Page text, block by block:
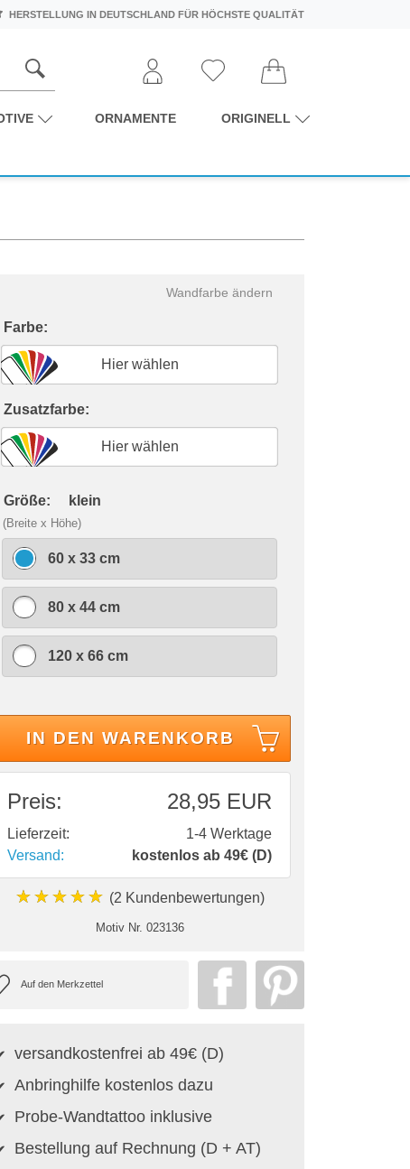
HERSTELLUNG IN DEUTSCHLAND FÜR HÖCHSTE QUALITÄT
ORNAMENTE ORIGINELL
Wandfarbe ändern
Farbe:
Hier wählen
Zusatzfarbe:
Hier wählen
Größe: klein
(Breite x Höhe)
60 x 33 cm
80 x 44 cm
120 x 66 cm
IN DEN WARENKORB
Preis: 28,95 EUR
Lieferzeit:
1-4 Werktage
Versand:
kostenlos ab 49€ (D)
★★★★★ (2 Kundenbewertungen)
Motiv Nr. 023136
versandkostenfrei ab 49€ (D)
Anbringhilfe kostenlos dazu
Probe-Wandtattoo inklusive
Bestellung auf Rechnung (D + AT)